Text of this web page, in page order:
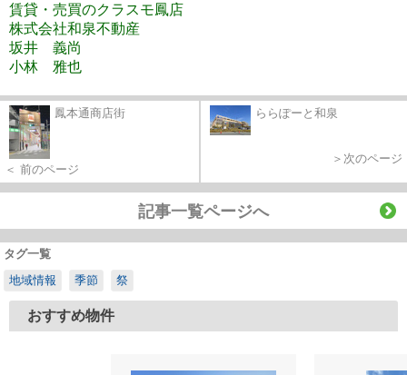
賃貸・売買のクラスモ鳳店
株式会社和泉不動産
坂井 義尚
小林 雅也
鳳本通商店街
＜ 前のページ
ららぽーと和泉
＞次のページ
記事一覧ページへ
タグ一覧
地域情報
季節 祭
おすすめ物件